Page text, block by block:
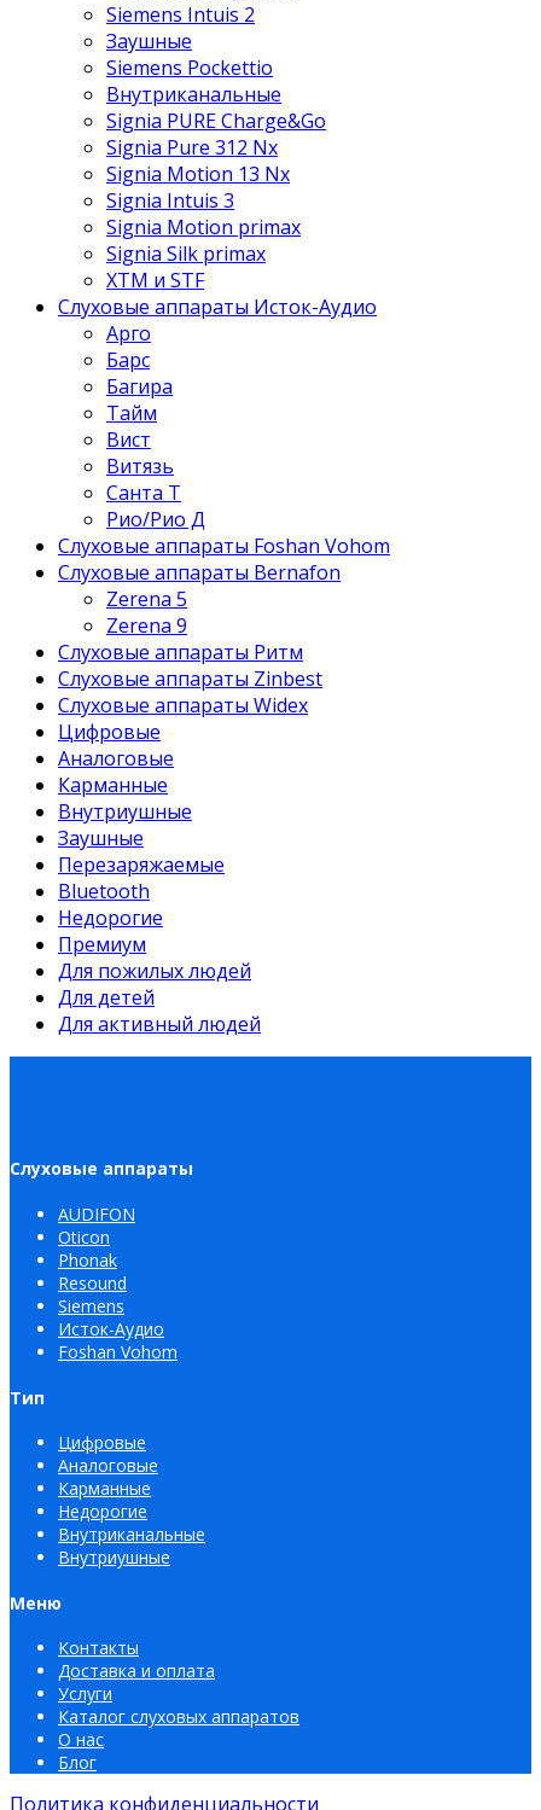
Siemens Intuis 2
Заушные
Siemens Pockettio
Внутриканальные
Signia PURE Charge&Go
Signia Pure 312 Nx
Signia Motion 13 Nx
Signia Intuis 3
Signia Motion primax
Signia Silk primax
XTM и STF
Слуховые аппараты Исток-Аудио
Арго
Барс
Багира
Тайм
Вист
Витязь
Санта Т
Рио/Рио Д
Слуховые аппараты Foshan Vohom
Слуховые аппараты Bernafon
Zerena 5
Zerena 9
Слуховые аппараты Ритм
Слуховые аппараты Zinbest
Слуховые аппараты Widex
Цифровые
Аналоговые
Карманные
Внутриушные
Заушные
Перезаряжаемые
Bluetooth
Недорогие
Премиум
Для пожилых людей
Для детей
Для активный людей
Слуховые аппараты
AUDIFON
Oticon
Phonak
Resound
Siemens
Исток-Аудио
Foshan Vohom
Тип
Цифровые
Аналоговые
Карманные
Недорогие
Внутриканальные
Внутриушные
Меню
Контакты
Доставка и оплата
Услуги
Каталог слуховых аппаратов
О нас
Блог
Политика конфиденциальности